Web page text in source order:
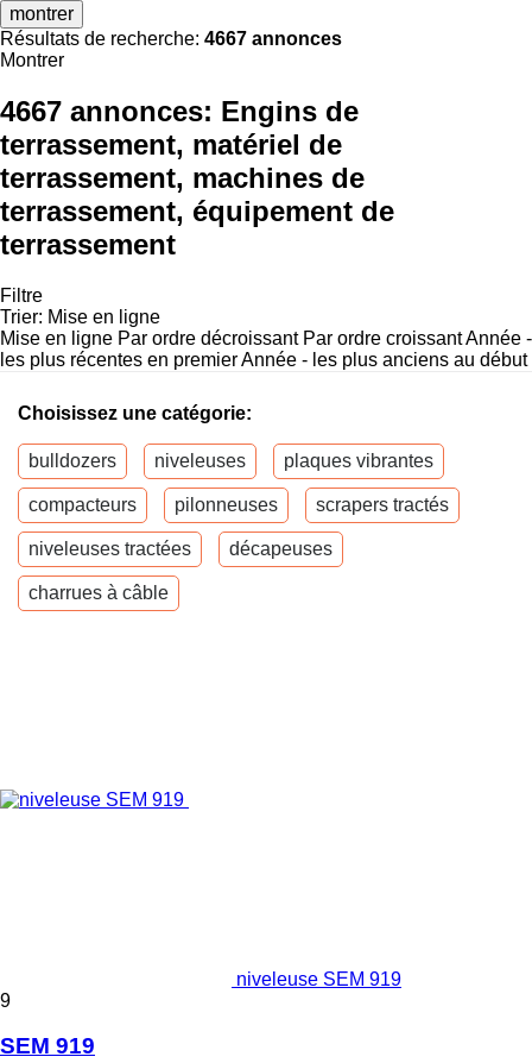
montrer
Résultats de recherche: 4667 annonces
Montrer
4667 annonces: Engins de
terrassement, matériel de
terrassement, machines de
terrassement, équipement de
terrassement
Filtre
Trier: Mise en ligne
Mise en ligne Par ordre décroissant Par ordre croissantAnnée -
les plus récentes en premierAnnée - les plus anciens au début
Choisissez une catégorie:
bulldozers niveleuses plaques vibrantes
compacteurs pilonneuses scrapers tractés
niveleuses tractées décapeuses
charrues à câble
niveleuse SEM 919
9
SEM 919